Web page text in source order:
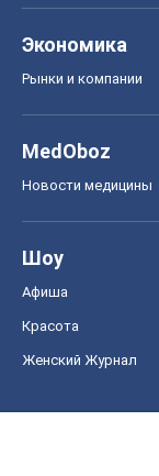
Экономика
Рынки и компании
MedOboz
Новости медицины
Шоу
Афиша
Красота
Женский Журнал